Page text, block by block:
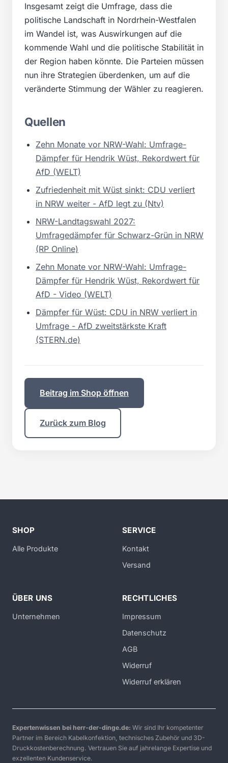
Insgesamt zeigt die Umfrage, dass die
politische Landschaft in Nordrhein-Westfalen
im Wandel ist, was Auswirkungen auf die
kommende Wahl und die politische Stabilität in
der Region haben könnte. Die Parteien müssen
nun ihre Strategien überdenken, um auf die
veränderte Stimmung der Wähler zu reagieren.
Quellen
Zehn Monate vor NRW-Wahl: Umfrage-
Dämpfer für Hendrik Wüst, Rekordwert für
AfD (WELT)
Zufriedenheit mit Wüst sinkt: CDU verliert
in NRW weiter - AfD legt zu (Ntv)
NRW-Landtagswahl 2027:
Umfragedämpfer für Schwarz-Grün in NRW
(RP Online)
Zehn Monate vor NRW-Wahl: Umfrage-
Dämpfer für Hendrik Wüst, Rekordwert für
AfD - Video (WELT)
Dämpfer für Wüst: CDU in NRW verliert in
Umfrage - AfD zweitstärkste Kraft
(STERN.de)
Beitrag im Shop öffnen
Zurück zum Blog
SHOP
Alle Produkte
SERVICE
Kontakt
Versand
ÜBER UNS
Unternehmen
RECHTLICHES
Impressum
Datenschutz
AGB
Widerruf
Widerruf erklären
Expertenwissen bei herr-der-dinge.de: Wir sind Ihr kompetenter
Partner im Bereich Kabelkonfektion, technisches Zubehör und 3D-
Druckkostenberechnung. Vertrauen Sie auf jahrelange Expertise und
exzellenten Kundenservice.